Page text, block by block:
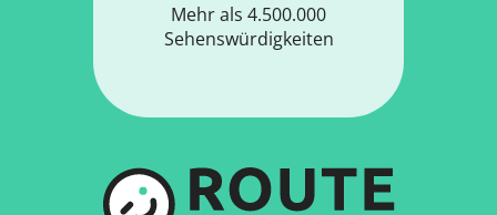
Mehr als 4.500.000
Sehenswürdigkeiten